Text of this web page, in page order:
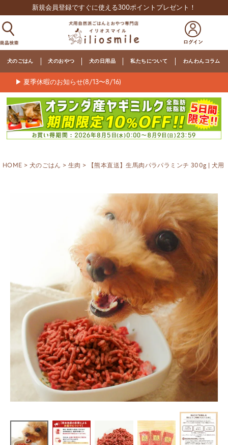
新規会員登録ですぐに使える300ポイントプレゼント！
犬のごはん 犬のおやつ 犬の日用品 私たちについて わんわんコラム
▶ 夏季休暇のお知らせ(8/13〜8/16)
HOME 犬のごはん 生肉 【熊本直送】生馬肉パラパラミンチ 300g | 犬用